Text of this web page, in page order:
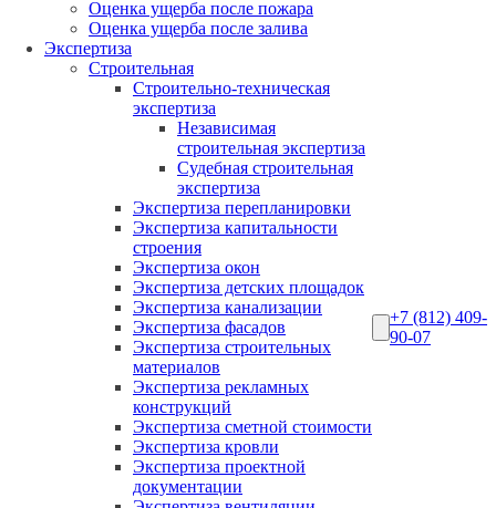
Оценка ущерба после пожара
Оценка ущерба после залива
Экспертиза
Строительная
Строительно-техническая
экспертиза
Независимая
строительная экспертиза
Судебная строительная
экспертиза
Экспертиза перепланировки
Экспертиза капитальности
строения
Экспертиза окон
Экспертиза детских площадок
Экспертиза канализации
Экспертиза фасадов
Экспертиза строительных
материалов
Экспертиза рекламных
конструкций
Экспертиза сметной стоимости
Экспертиза кровли
Экспертиза проектной
документации
+7 (812) 409-
90-07